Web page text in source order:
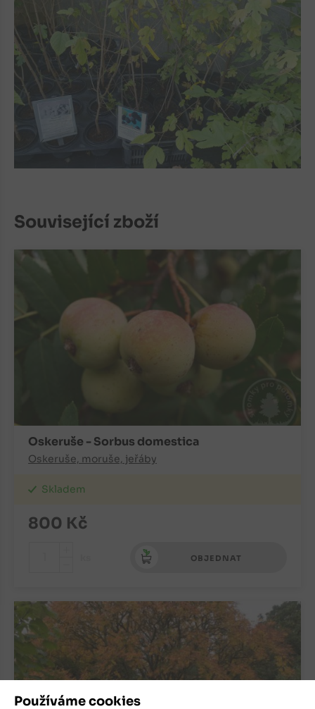
Používáme cookies
Související zboží
Oskeruše - Sorbus domestica
Oskeruše, moruše, jeřáby
Skladem
800 Kč
OBJEDNAT